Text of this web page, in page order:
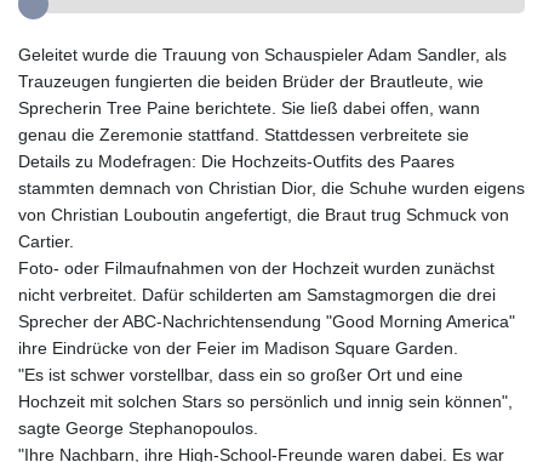
Geleitet wurde die Trauung von Schauspieler Adam Sandler, als
Trauzeugen fungierten die beiden Brüder der Brautleute, wie
Sprecherin Tree Paine berichtete. Sie ließ dabei offen, wann
genau die Zeremonie stattfand. Stattdessen verbreitete sie
Details zu Modefragen: Die Hochzeits-Outfits des Paares
stammten demnach von Christian Dior, die Schuhe wurden eigens
von Christian Louboutin angefertigt, die Braut trug Schmuck von
Cartier.
Foto- oder Filmaufnahmen von der Hochzeit wurden zunächst
nicht verbreitet. Dafür schilderten am Samstagmorgen die drei
Sprecher der ABC-Nachrichtensendung "Good Morning America"
ihre Eindrücke von der Feier im Madison Square Garden.
"Es ist schwer vorstellbar, dass ein so großer Ort und eine
Hochzeit mit solchen Stars so persönlich und innig sein können",
sagte George Stephanopoulos.
"Ihre Nachbarn, ihre High-School-Freunde waren dabei. Es war